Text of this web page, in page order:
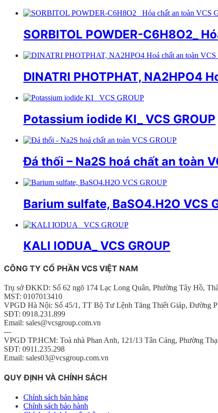
SORBITOL POWDER-C6H8O2_
DINATRI PHOTPHAT, NA2HPO4
Potassium iodide KI_ VCS GROUP
Đá thối – Na2S hoá chất an toàn
Barium sulfate, BaSO4.H2O VCS
KALI IODUA_ VCS GROUP
CÔNG TY CỔ PHẦN VCS VIỆT NAM
Trụ sở ĐKKD: Số 62 ngõ 174 Lạc Long Quân, Phường Tây Hồ,
MST: 0107013410
VPGD Hà Nội: Số 45/1, TT Bộ Tư Lệnh Tăng Thiết Giáp, Đường
SĐT: 0918.231.899
Email: sales@vcsgroup.com.vn
---
VPGD TP.HCM: Toà nhà Phan Anh, 121/13 Tân Cảng, Phường
SĐT: 0911.235.298
Email: sales03@vcsgroup.com.vn
QUY ĐỊNH VÀ CHÍNH SÁCH
Chính sách bán hàng
Chính sách bảo hành